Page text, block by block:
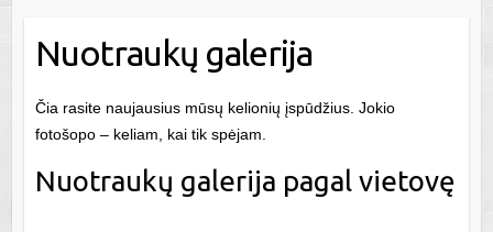
Nuotraukų galerija
Čia rasite naujausius mūsų kelionių įspūdžius. Jokio
fotošopo – keliam, kai tik spėjam.
Nuotraukų galerija pagal vietovę